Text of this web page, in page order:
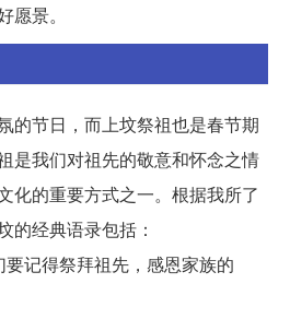
景。
的节日，而上坟祭祖也是春节期
是我们对祖先的敬意和怀念之情
化的重要方式之一。根据我所了
的经典语录包括：
记得祭拜祖先，感恩家族的